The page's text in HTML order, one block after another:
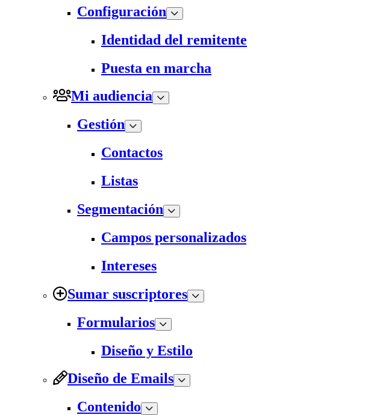
Configuración
Identidad del remitente
Puesta en marcha
Mi audiencia
Gestión
Contactos
Listas
Segmentación
Campos personalizados
Intereses
Sumar suscriptores
Formularios
Diseño y Estilo
Diseño de Emails
Contenido